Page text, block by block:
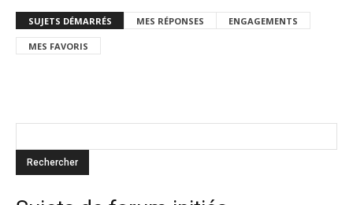
SUJETS DÉMARRÉS MES RÉPONSES ENGAGEMENTS
MES FAVORIS